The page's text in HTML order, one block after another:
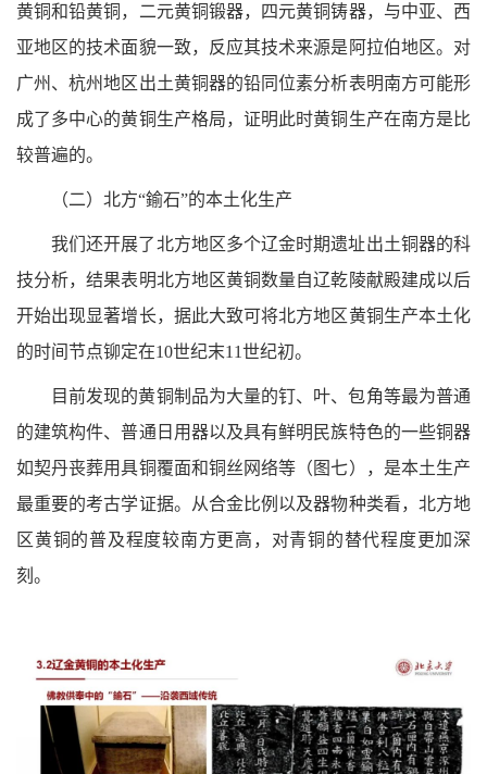
黄铜和铅黄铜，二元黄铜锻器，四元黄铜铸器，与中亚、西
亚地区的技术面貌一致，反应其技术来源是阿拉伯地区。对
广州、杭州地区出土黄铜器的铅同位素分析表明南方可能形
成了多中心的黄铜生产格局，证明此时黄铜生产在南方是比
较普遍的。
（二）北方“鍮石”的本土化生产
我们还开展了北方地区多个辽金时期遗址出土铜器的科
技分析，结果表明北方地区黄铜数量自辽乾陵献殿建成以后
开始出现显著增长，据此大致可将北方地区黄铜生产本土化
的时间节点铆定在10世纪末11世纪初。
目前发现的黄铜制品为大量的钉、叶、包角等最为普通
的建筑构件、普通日用器以及具有鲜明民族特色的一些铜器
如契丹丧葬用具铜覆面和铜丝网络等（图七），是本土生产
最重要的考古学证据。从合金比例以及器物种类看，北方地
区黄铜的普及程度较南方更高，对青铜的替代程度更加深
刻。